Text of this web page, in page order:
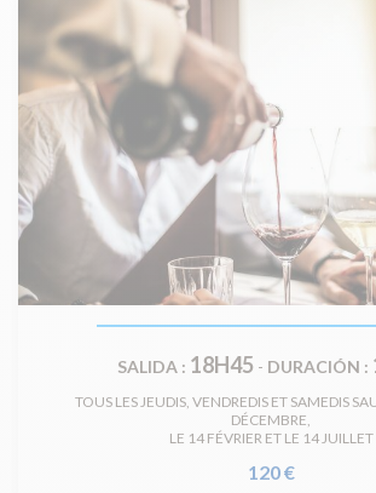
SALIDA : 18H45 - DURACIÓN :
TOUS LES JEUDIS, VENDREDIS ET SAMEDIS
DÉCEMBRE,
LE 14 FÉVRIER ET LE 14 JUILLET
120 €